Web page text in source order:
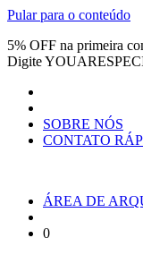
Pular para o conteúdo
5% OFF na primeira
Digite
SOBRE NÓS
CONTATO
ÁREA DE
0